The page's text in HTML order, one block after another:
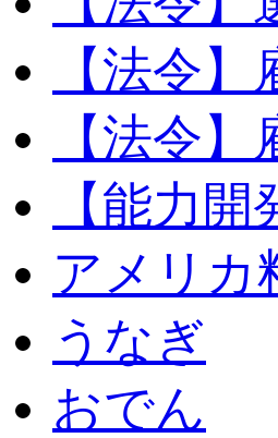
【法令
【法令
【能力
アメリカ
うなぎ
おでん